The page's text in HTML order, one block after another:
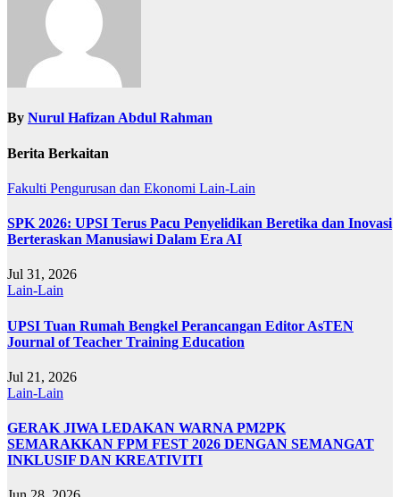
By Nurul Hafizan Abdul Rahman
Berita Berkaitan
Fakulti Pengurusan dan Ekonomi Lain-Lain
SPK 2026: UPSI Terus Pacu Penyelidikan Beretika dan Inovasi
Berteraskan Manusiawi Dalam Era AI
Jul 31, 2026
Lain-Lain
UPSI Tuan Rumah Bengkel Perancangan Editor AsTEN
Journal of Teacher Training Education
Jul 21, 2026
Lain-Lain
GERAK JIWA LEDAKAN WARNA PM2PK
SEMARAKKAN FPM FEST 2026 DENGAN SEMANGAT
INKLUSIF DAN KREATIVITI